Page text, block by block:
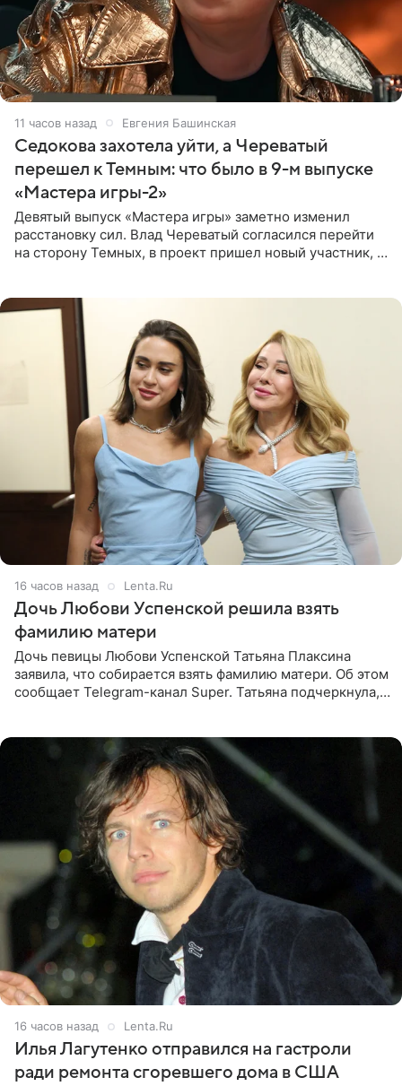
11 часов назад Евгения Башинская
Седокова захотела уйти, а Череватый
перешел к Темным: что было в 9-м выпуске
«Мастера игры-2»
Девятый выпуск «Мастера игры» заметно изменил
расстановку сил. Влад Череватый согласился перейти
на сторону Темных, в проект пришел новый участник, а
16 часов назад Lenta.Ru
Дочь Любови Успенской решила взять
фамилию матери
Дочь певицы Любови Успенской Татьяна Плаксина
заявила, что собирается взять фамилию матери. Об этом
сообщает Telegram-канал Super. Татьяна подчеркнула,
16 часов назад Lenta.Ru
Илья Лагутенко отправился на гастроли
ради ремонта сгоревшего дома в США